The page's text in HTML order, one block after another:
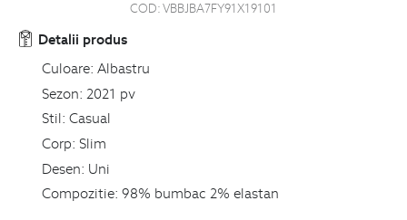
COD:VBBJBA7FY91X19101
Detalii produs
Culoare: Albastru
Sezon: 2021 pv
Stil: Casual
Corp: Slim
Desen: Uni
Compozitie: 98% bumbac 2% elastan